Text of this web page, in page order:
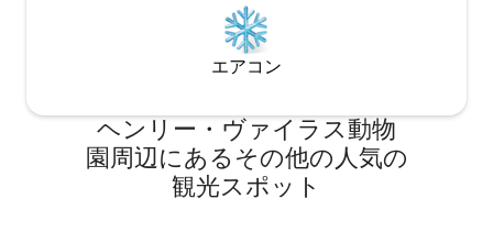
エアコン
ヘンリー・ヴァイラス動物
園⁠周⁠辺⁠に⁠あ⁠るそ⁠の⁠他⁠の人⁠気⁠の
観⁠光⁠ス⁠ポ⁠ッ⁠ト